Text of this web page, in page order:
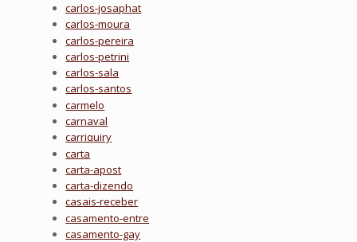
carlos-josaphat
carlos-moura
carlos-pereira
carlos-petrini
carlos-sala
carlos-santos
carmelo
carnaval
carriquiry
carta
carta-apost
carta-dizendo
casais-receber
casamento-entre
casamento-gay